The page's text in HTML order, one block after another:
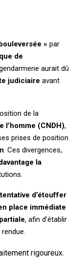
» par
de
aurait dû
judiciaire avant
de la
l’homme (CNDH),
prises de position
. Ces divergences,
la
tentative d’étouffer
place immédiate
, afin d’établir
rigoureux.